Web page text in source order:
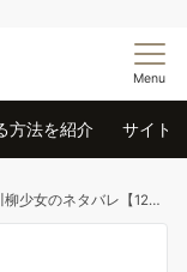
Menu
方法を紹介 サイト
女のネタバレ【123話】最新話「さよならアマネ部長」内容と感想